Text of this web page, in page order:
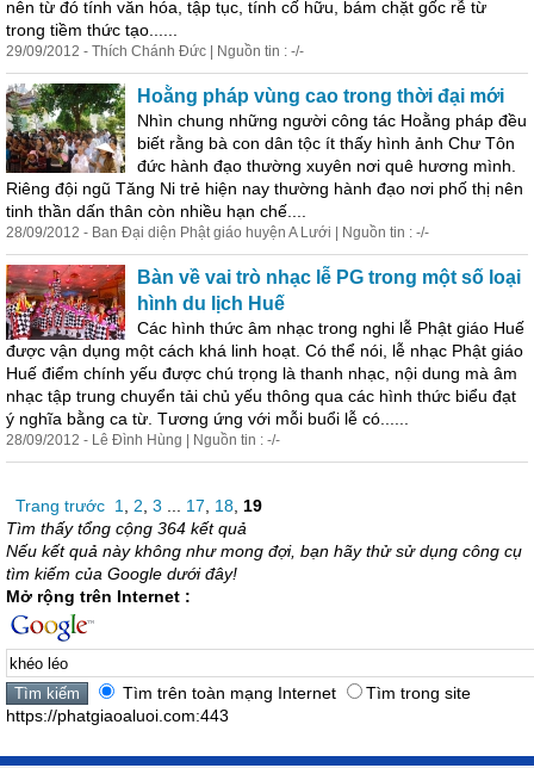
nên từ đó tính văn hóa, tập tục, tính cố hữu, bám chặt gốc rễ từ
trong tiềm thức tạo......
29/09/2012 - Thích Chánh Đức | Nguồn tin : -/-
Hoằng pháp vùng cao trong thời đại mới
Nhìn chung những người công tác Hoằng pháp đều
biết rằng bà con dân tộc ít thấy hình ảnh Chư Tôn
đức hành đạo thường xuyên nơi quê hương mình.
Riêng đội ngũ Tăng Ni trẻ hiện nay thường hành đạo nơi phố thị nên
tinh thần dấn thân còn nhiều hạn chế....
28/09/2012 - Ban Đại diện Phật giáo huyện A Lưới | Nguồn tin : -/-
Bàn về vai trò nhạc lễ PG trong một số loại
hình du lịch Huế
Các hình thức âm nhạc trong nghi lễ Phật giáo Huế
được vận dụng một cách khá linh hoạt. Có thể nói, lễ nhạc Phật giáo
Huế điểm chính yếu được chú trọng là thanh nhạc, nội dung mà âm
nhạc tập trung chuyển tải chủ yếu thông qua các hình thức biểu đạt
ý nghĩa bằng ca từ. Tương ứng với mỗi buổi lễ có......
28/09/2012 - Lê Đình Hùng | Nguồn tin : -/-
Trang trước 1 2 3 17 18 19
Tìm thấy tổng cộng 364 kết quả
Nếu kết quả này không như mong đợi, bạn hãy thử sử dụng công cụ
tìm kiếm của Google dưới đây!
Mở rộng trên Internet :
Tìm trên toàn mạng Internet
Tìm trong site
https://phatgiaoaluoi.com:443